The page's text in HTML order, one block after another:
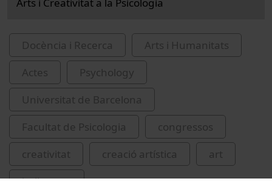
Docència i Recerca
Arts i Humanitats
Actes
Psychology
Universitat de Barcelona
Facultat de Psicologia
congressos
creativitat
creació artística
art
belles arts